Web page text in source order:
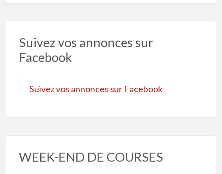
Suivez vos annonces sur
Facebook
Suivez vos annonces sur Facebook
WEEK-END DE COURSES